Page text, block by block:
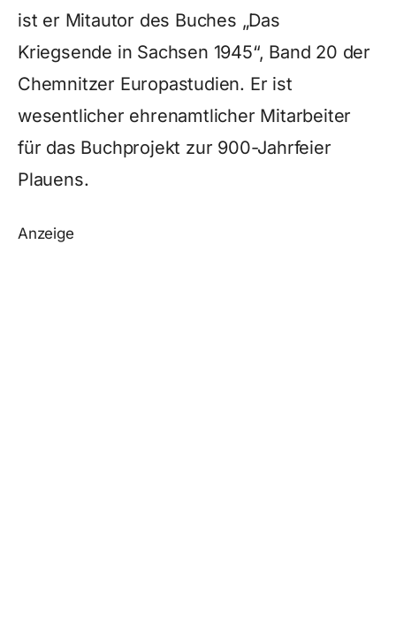
ist er Mitautor des Buches „Das
Kriegsende in Sachsen 1945“, Band 20 der
Chemnitzer Europastudien. Er ist
wesentlicher ehrenamtlicher Mitarbeiter
für das Buchprojekt zur 900-Jahrfeier
Plauens.
Anzeige